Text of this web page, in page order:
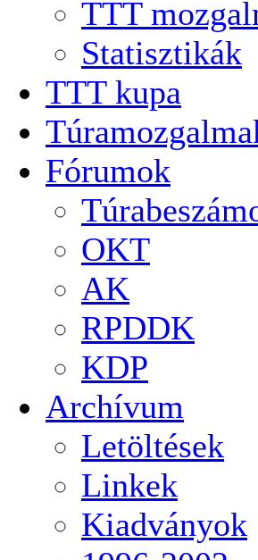
TTT
Statisztikák
TTT kupa
Fórumok
OKT
AK
RPDDK
KDP
Archívum
Letöltések
Linkek
Kiadványok